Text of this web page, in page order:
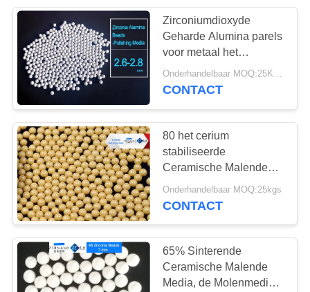
keramische slijpen
media
20
de media van het
zirconiumdioxydemalen
Zirconiumdioxyde
Geharde Alumina parels
voor metaal het
oppoetsen in Trillings
oppoetsende machine
Onderhandelbaar MOQ:25KGS
CONTACT
80 het cerium
stabiliseerde
Ceramische Malende
Media Ballen, Hoge de
Molen Malende Media
Onderhandelbaar MOQ:25kgs
CONTACT
65% Sinterende
Ceramische Malende
Media, de Molenmedia